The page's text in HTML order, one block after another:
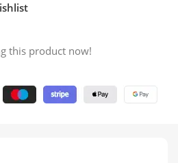
this product now!